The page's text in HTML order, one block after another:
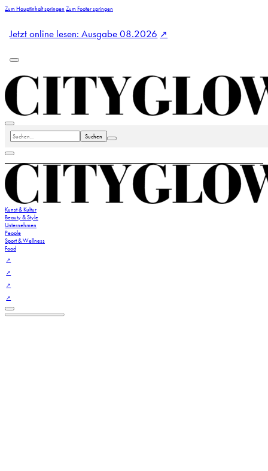
Zum Hauptinhalt springen Zum Footer springen
Jetzt online lesen: Ausgabe 08.2026
Suchen
Kunst & Kultur
Beauty & Style
Unternehmen
People
Sport & Wellness
Food